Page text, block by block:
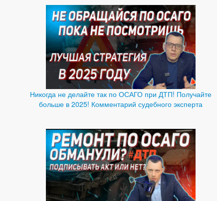
Никогда не делайте так по ОСАГО при ДТП! Получайте
больше в 2025! Комментарий судебного эксперта